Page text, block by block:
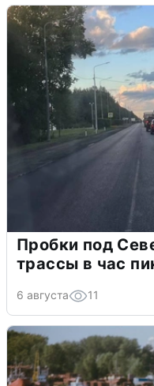
Пробки под
трассы в час
6 августа 11